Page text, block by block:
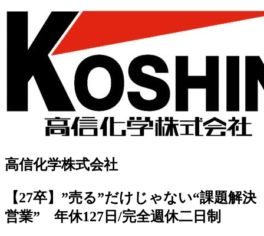
高信化学株式会社
【27卒】”売る”だけじゃない“課題解決
営業” 年休127日/完全週休二日制